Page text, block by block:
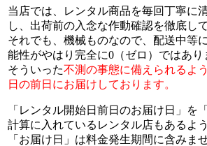
当店では、レンタル商品を毎回丁寧に
し、出荷前の入念な作動確認を徹底し
それでも、機械ものなので、配送中等
能性がやはり完全に0（ゼロ）ではあり
そういった不測の事態に備えられるよ
日の前日にお届けしております。
「レンタル開始日前日のお届け日」を
計算に入れているレンタル店もあるよ
「お届け日」は料金発生期間に含みませ